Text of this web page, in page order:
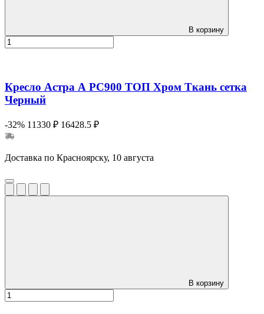
В корзину
Кресло Астра А РС900 ТОП Хром Ткань сетка
Черный
-32% 11330 ₽ 16428.5 ₽
Доставка по Красноярску, 10 августа
В корзину